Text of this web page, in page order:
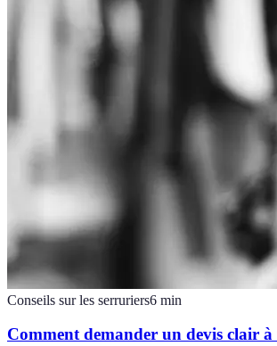
Conseils sur les serruriers6 min
Comment demander un devis clair